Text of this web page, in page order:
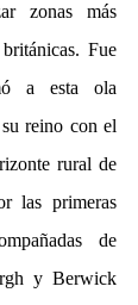
zonas más
Fue
a esta ola
reino con el
rural de
las primeras
de
y Berwick